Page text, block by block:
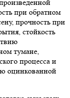
при обратном
прочность при
стойкость
тумане,
процесса и
оцинкованной